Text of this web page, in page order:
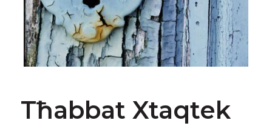
Tħabbat Xtaqtek